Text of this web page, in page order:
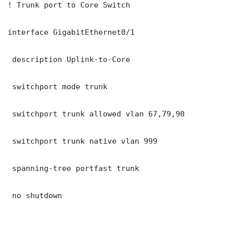
! Trunk port to Core Switch
interface GigabitEthernet0/1
description Uplink-to-Core
switchport mode trunk
switchport trunk allowed vlan 67,79,90
switchport trunk native vlan 999
spanning-tree portfast trunk
no shutdown